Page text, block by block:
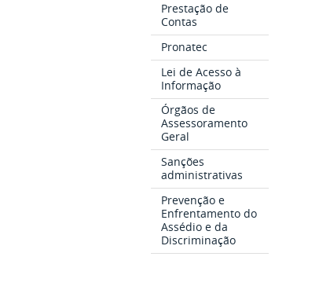
Prestação de
Contas
Pronatec
Lei de Acesso à
Informação
Órgãos de
Assessoramento
Geral
Sanções
administrativas
Prevenção e
Enfrentamento do
Assédio e da
Discriminação